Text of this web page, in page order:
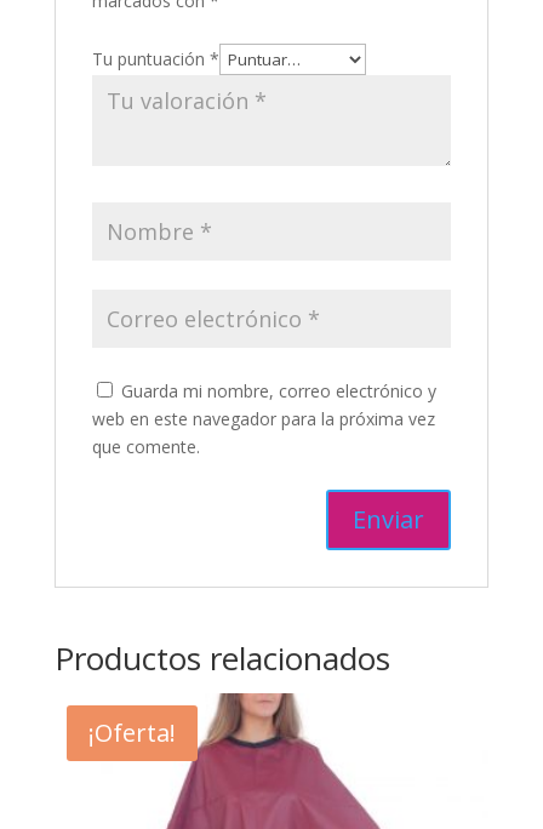
Tu puntuación *
Guarda mi nombre, correo electrónico y
web en este navegador para la próxima vez
que comente.
Productos relacionados
¡Oferta!